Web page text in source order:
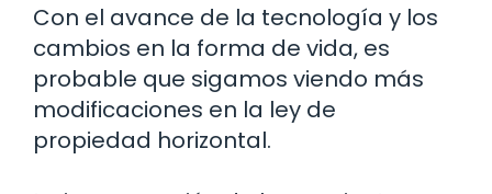
Con el avance de la tecnología y los
cambios en la forma de vida, es
probable que sigamos viendo más
modificaciones en la ley de
propiedad horizontal.